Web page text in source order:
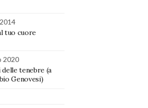
tuo cuore
2020
delle tenebre (a
Genovesi)